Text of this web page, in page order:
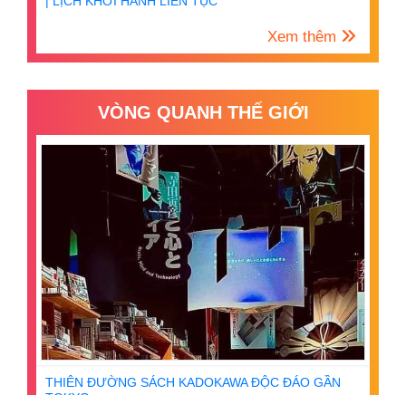
Xem thêm
VÒNG QUANH THẾ GIỚI
THIÊN ĐƯỜNG SÁCH KADOKAWA ĐỘC ĐÁO GẦN